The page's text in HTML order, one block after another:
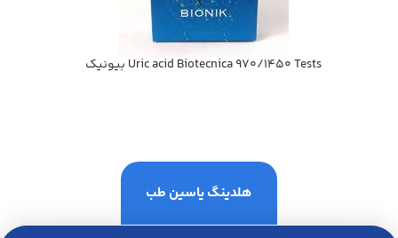
Uric acid Biotecnica 970/1450 Tests بيونيك
هلدینگ یاسین طب